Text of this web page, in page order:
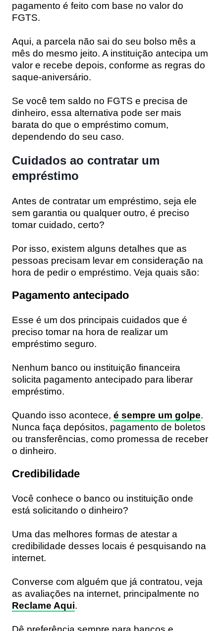
pagamento é feito com base no valor do
FGTS.
Aqui, a parcela não sai do seu bolso mês a
mês do mesmo jeito. A instituição antecipa um
valor e recebe depois, conforme as regras do
saque-aniversário.
Se você tem saldo no FGTS e precisa de
dinheiro, essa alternativa pode ser mais
barata do que o empréstimo comum,
dependendo do seu caso.
Cuidados ao contratar um
empréstimo
Antes de contratar um empréstimo, seja ele
sem garantia ou qualquer outro, é preciso
tomar cuidado, certo?
Por isso, existem alguns detalhes que as
pessoas precisam levar em consideração na
hora de pedir o empréstimo. Veja quais são:
Pagamento antecipado
Esse é um dos principais cuidados que é
preciso tomar na hora de realizar um
empréstimo seguro.
Nenhum banco ou instituição financeira
solicita pagamento antecipado para liberar
empréstimo.
Quando isso acontece, é sempre um golpe.
Nunca faça depósitos, pagamento de boletos
ou transferências, como promessa de receber
o dinheiro.
Credibilidade
Você conhece o banco ou instituição onde
está solicitando o dinheiro?
Uma das melhores formas de atestar a
credibilidade desses locais é pesquisando na
internet.
Converse com alguém que já contratou, veja
as avaliações na internet, principalmente no
Reclame Aqui.